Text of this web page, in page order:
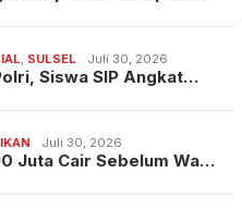
SULSEL Juli 30, 2026
Siswa SIP Angkat…
Juli 30, 2026
Juta Cair Sebelum Wa…